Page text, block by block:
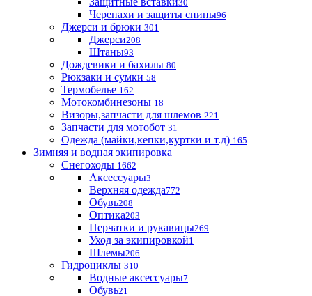
30
Черепахи и защиты спины96
Джерси и брюки 301
Джерси208
Штаны93
Дождевики и бахилы 80
Рюкзаки и сумки 58
Термобелье 162
Мотокомбинезоны 18
Визоры,запчасти для шлемов 221
Запчасти для мотобот 31
Одежда (майки,кепки,куртки и т.д) 165
Зимняя и водная экипировка
Снегоходы 1662
Аксессуары3
Верхняя одежда772
Обувь208
Оптика203
Перчатки и рукавицы269
Уход за экипировкой1
Шлемы206
Гидроциклы 310
Водные аксессуары7
Обувь21